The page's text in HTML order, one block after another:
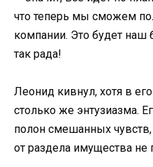
что теперь мы сможем
компании. Это будет
так рада!
Леонид кивнул, хотя в
столько же энтузиазма.
полон смешанных
от раздела имущества не